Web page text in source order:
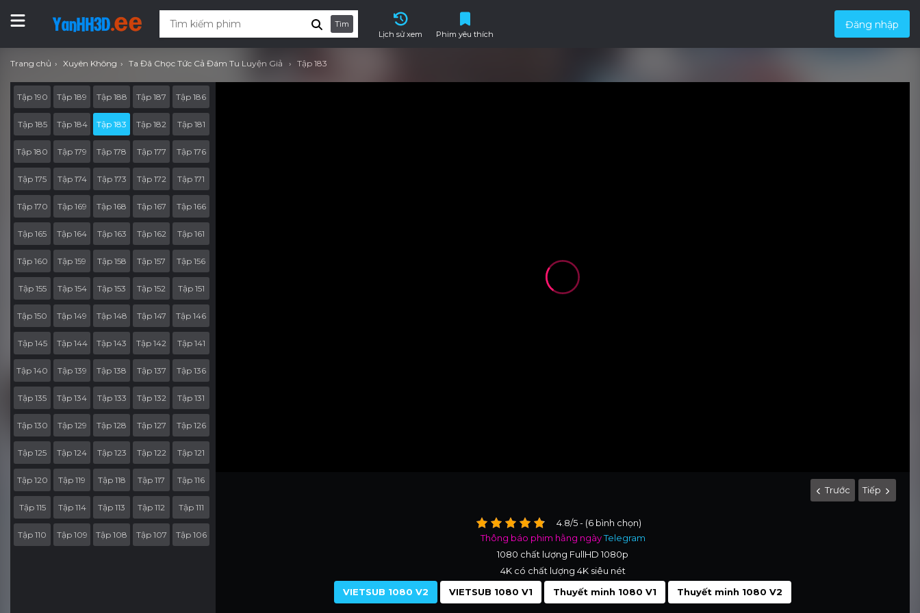
Tìm
Lịch sử xem
Phim yêu thích
Đăng nhập
Trang chủ Xuyên Không Ta Đã Chọc Tức Cả Đám Tu Luyện Giả Tập 183
Trước Tiếp
4.8/5 - (6 bình chọn)
Thông báo phim hằng ngàyTelegram
1080 chất lượng FullHD 1080p
4K có chất lượng 4K siêu nét
VIETSUB 1080 V2
VIETSUB 1080 V1 Thuyết minh 1080 V1 Thuyết minh 1080 V2
Tập 190 Tập 189 Tập 188 Tập 187 Tập 186
Tập 185 Tập 184 Tập 183 Tập 182 Tập 181
Tập 180 Tập 179 Tập 178 Tập 177 Tập 176
Tập 175 Tập 174 Tập 173 Tập 172 Tập 171
Tập 170 Tập 169 Tập 168 Tập 167 Tập 166
Tập 165 Tập 164 Tập 163 Tập 162 Tập 161
Tập 160 Tập 159 Tập 158 Tập 157 Tập 156
Tập 155 Tập 154 Tập 153 Tập 152 Tập 151
Tập 150 Tập 149 Tập 148 Tập 147 Tập 146
Tập 145 Tập 144 Tập 143 Tập 142 Tập 141
Tập 140 Tập 139 Tập 138 Tập 137 Tập 136
Tập 135 Tập 134 Tập 133 Tập 132 Tập 131
Tập 130 Tập 129 Tập 128 Tập 127 Tập 126
Tập 125 Tập 124 Tập 123 Tập 122 Tập 121
Tập 120 Tập 119 Tập 118 Tập 117 Tập 116
Tập 115 Tập 114 Tập 113 Tập 112 Tập 111
Tập 110 Tập 109 Tập 108 Tập 107 Tập 106